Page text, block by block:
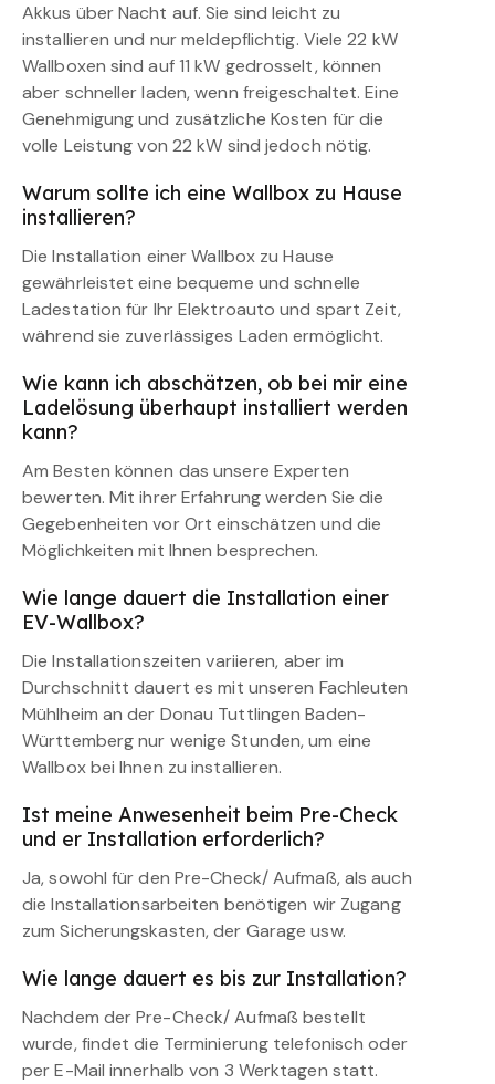
Akkus über Nacht auf. Sie sind leicht zu
installieren und nur meldepflichtig. Viele 22 kW
Wallboxen sind auf 11 kW gedrosselt, können
aber schneller laden, wenn freigeschaltet. Eine
Genehmigung und zusätzliche Kosten für die
volle Leistung von 22 kW sind jedoch nötig.
Warum sollte ich eine Wallbox zu Hause
installieren?
Die Installation einer Wallbox zu Hause
gewährleistet eine bequeme und schnelle
Ladestation für Ihr Elektroauto und spart Zeit,
während sie zuverlässiges Laden ermöglicht.
Wie kann ich abschätzen, ob bei mir eine
Ladelösung überhaupt installiert werden
kann?
Am Besten können das unsere Experten
bewerten. Mit ihrer Erfahrung werden Sie die
Gegebenheiten vor Ort einschätzen und die
Möglichkeiten mit Ihnen besprechen.
Wie lange dauert die Installation einer
EV-Wallbox?
Die Installationszeiten variieren, aber im
Durchschnitt dauert es mit unseren Fachleuten
Mühlheim an der Donau Tuttlingen Baden-
Württemberg nur wenige Stunden, um eine
Wallbox bei Ihnen zu installieren.
Ist meine Anwesenheit beim Pre-Check
und er Installation erforderlich?
Ja, sowohl für den Pre-Check/ Aufmaß, als auch
die Installationsarbeiten benötigen wir Zugang
zum Sicherungskasten, der Garage usw.
Wie lange dauert es bis zur Installation?
Nachdem der Pre-Check/ Aufmaß bestellt
wurde, findet die Terminierung telefonisch oder
per E-Mail innerhalb von 3 Werktagen statt.